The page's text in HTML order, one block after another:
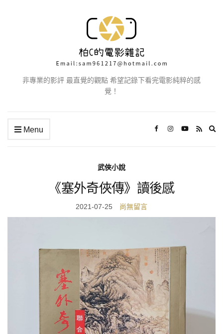
非專業的影評 最直覺的觀點 希望記錄下看完電影純粹的感
覺！
Menu
武俠小說
《塞外奇俠傳》讀後感
2021-07-25 尚無留言